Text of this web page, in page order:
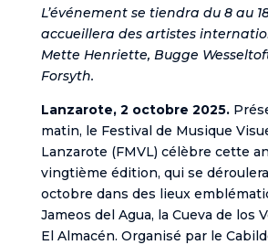
L’événement se tiendra du 8 au
accueillera des artistes
Mette Henriette, Bugge
Forsyth.
Lanzarote, 2 octobre 2025.
matin, le Festival de Musique
Lanzarote (FMVL) célèbre cette
vingtième édition, qui se déroulera
octobre dans des lieux
Jameos del Agua, la Cueva de los
El Almacén. Organisé par le